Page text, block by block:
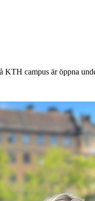
KTH campus är öppna